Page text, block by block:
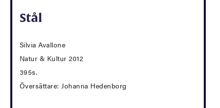
Stål
Silvia Avallone
Natur & Kultur 2012
395s.
Översättare: Johanna Hedenborg